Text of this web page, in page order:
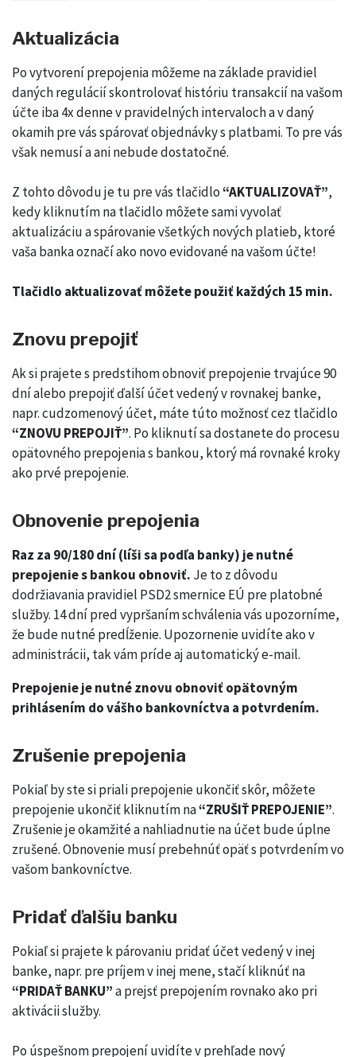
Aktualizácia
Po vytvorení prepojenia môžeme na základe pravidiel
daných regulácií skontrolovať históriu transakcií na vašom
účte iba 4x denne v pravidelných intervaloch a v daný
okamih pre vás spárovať objednávky s platbami. To pre vás
však nemusí a ani nebude dostatočné.
Z tohto dôvodu je tu pre vás tlačidlo“AKTUALIZOVAŤ”,
kedy kliknutím na tlačidlo môžete sami vyvolať
aktualizáciu a spárovanie všetkých nových platieb, ktoré
vaša banka označí ako novo evidované na vašom účte!
Tlačidlo aktualizovať môžete použiť každých 15 min.
Znovu prepojiť
Ak si prajete s predstihom obnoviť prepojenie trvajúce 90
dní alebo prepojiť ďalší účet vedený v rovnakej banke,
napr. cudzomenový účet, máte túto možnosť cez tlačidlo
“ZNOVU PREPOJIŤ”. Po kliknutí sa dostanete do procesu
opätovného prepojenia s bankou, ktorý má rovnaké kroky
ako prvé prepojenie.
Obnovenie prepojenia
Raz za 90/180 dní (líši sa podľa banky) je nutné
prepojenie s bankou obnoviť. Je to z dôvodu
dodržiavania pravidiel PSD2 smernice EÚ pre platobné
služby. 14 dní pred vypršaním schválenia vás upozorníme,
že bude nutné predĺženie. Upozornenie uvidíte ako v
administrácii, tak vám príde aj automatický e-mail.
Prepojenie je nutné znovu obnoviť opätovným
prihlásením do vášho bankovníctva a potvrdením.
Zrušenie prepojenia
Pokiaľ by ste si priali prepojenie ukončiť skôr, môžete
prepojenie ukončiť kliknutím na“ZRUŠIŤ PREPOJENIE”.
Zrušenie je okamžité a nahliadnutie na účet bude úplne
zrušené. Obnovenie musí prebehnúť opäť s potvrdením vo
vašom bankovníctve.
Pridať ďalšiu banku
Pokiaľ si prajete k párovaniu pridať účet vedený v inej
banke, napr. pre príjem v inej mene, stačí kliknúť na
“PRIDAŤ BANKU”a prejsť prepojením rovnako ako pri
aktivácii služby.
Po úspešnom prepojení uvidíte v prehľade nový